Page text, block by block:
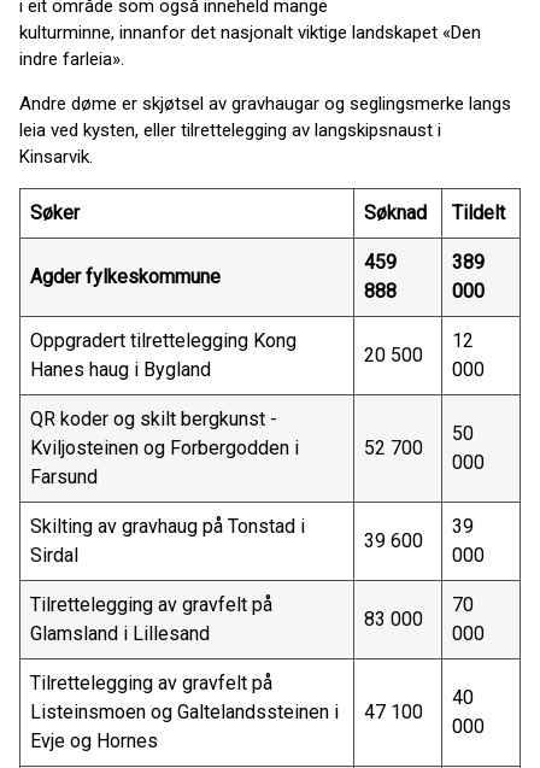
i eit område som også inneheld mange
kulturminne, innanfor det nasjonalt viktige landskapet «Den
indre farleia».
Andre døme er skjøtsel av gravhaugar og seglingsmerke langs
leia ved kysten, eller tilrettelegging av langskipsnaust i
Kinsarvik.
Søker Søknad Tildelt
Agder fylkeskommune
459
888
389
000
Oppgradert tilrettelegging Kong
Hanes haug i Bygland
20 500
12
000
QR koder og skilt bergkunst -
Kviljosteinen og Forbergodden i
Farsund
52 700
50
000
Skilting av gravhaug på Tonstad i
Sirdal
39 600
39
000
Tilrettelegging av gravfelt på
Glamsland i Lillesand
83 000
70
000
Tilrettelegging av gravfelt på
Listeinsmoen og Galtelandssteinen i
Evje og Hornes
47 100
40
000